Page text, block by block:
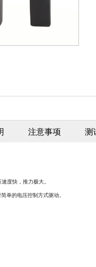
注意事项 测
度快，推力极大。
单的电压控制方式驱动。